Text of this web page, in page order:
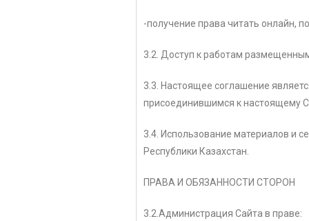
-получение права читать онлайн,
3.2. Доступ к работам
3.3. Настоящее соглашение
присоединившимся к настоящему
3.4. Использование материалов и
Республики Казахстан.
ПРАВА И ОБЯЗАННОСТИ СТОРОН
3.2.Администрация Сайта в праве: